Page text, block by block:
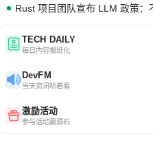
TECH DAILY
每日内容报纸化
DevFM
当天资讯听着看
激励活动
参与活动赢源石